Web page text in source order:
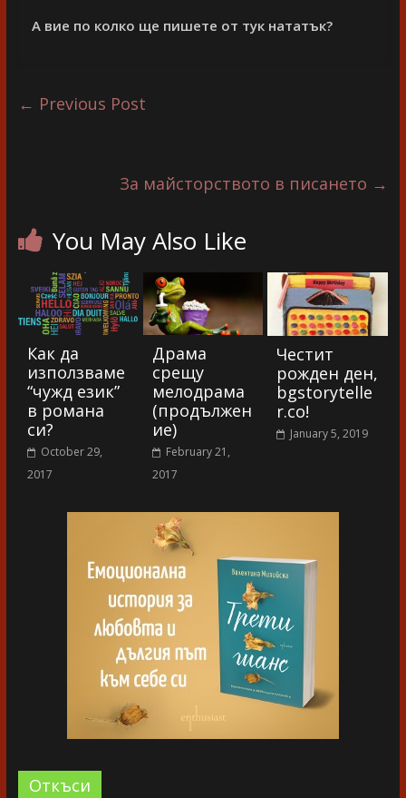
А вие по колко ще пишете от тук нататък?
← Previous Post
За майсторството в писането →
You May Also Like
Как да
използваме
“чужд език”
в романа
си?
October 29,
2017
Драма
срещу
мелодрама
(продължен
ие)
February 21,
2017
Честит
рожден ден,
bgstorytelle
r.co!
January 5, 2019
Oткъси